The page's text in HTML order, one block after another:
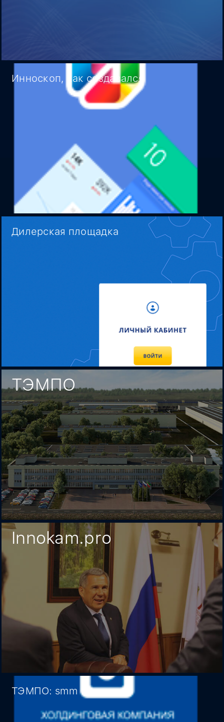
Инноскоп, как создавался
Дилерская площадка
ТЭМПО
Innokam.pro
ТЭМПО: smm